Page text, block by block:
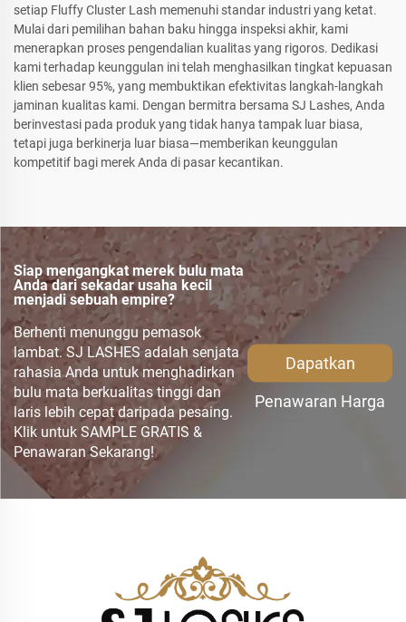
setiap Fluffy Cluster Lash memenuhi standar industri yang ketat.
Mulai dari pemilihan bahan baku hingga inspeksi akhir, kami
menerapkan proses pengendalian kualitas yang rigoros. Dedikasi
kami terhadap keunggulan ini telah menghasilkan tingkat kepuasan
klien sebesar 95%, yang membuktikan efektivitas langkah-langkah
jaminan kualitas kami. Dengan bermitra bersama SJ Lashes, Anda
berinvestasi pada produk yang tidak hanya tampak luar biasa,
tetapi juga berkinerja luar biasa—memberikan keunggulan
kompetitif bagi merek Anda di pasar kecantikan.
Siap mengangkat merek bulu mata
Anda dari sekadar usaha kecil
menjadi sebuah empire?
Berhenti menunggu pemasok
lambat. SJ LASHES adalah senjata
rahasia Anda untuk menghadirkan
bulu mata berkualitas tinggi dan
laris lebih cepat daripada pesaing.
Klik untuk SAMPLE GRATIS &
Penawaran Sekarang!
Dapatkan
Penawaran Harga